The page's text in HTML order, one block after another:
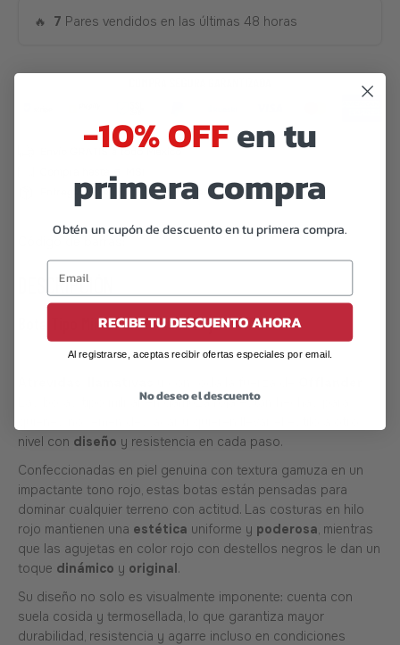
🔥 7 Pares vendidos en las últimas 48 horas
Código de barras:
DESCRIPCIÓN
Bota Tipo Militar en Gamuza Rojo – Offlander
Las botas tipo militar en gamuza roja están hechas para
nivel con diseño y resistencia en cada paso.
Confeccionadas en piel genuina con textura gamuza en un
impactante tono rojo, estas botas están pensadas para
dominar cualquier terreno con actitud. Las costuras en hilo
rojo mantienen una estética uniforme y poderosa , mientras
que las agujetas en color rojo con destellos negros le dan un
toque dinámico y original.
Su diseño no solo es visualmente imponente: cuenta con
suela cosida y termosellada, lo que garantiza mayor
durabilidad, resistencia y agarre incluso en condiciones
-10% OFFen tu
primera compra
Obtén un cupón de descuento en tu primera compra.
RECIBE TU DESCUENTO AHORA
Al registrarse, aceptas recibir ofertas especiales por email.
No deseo el descuento